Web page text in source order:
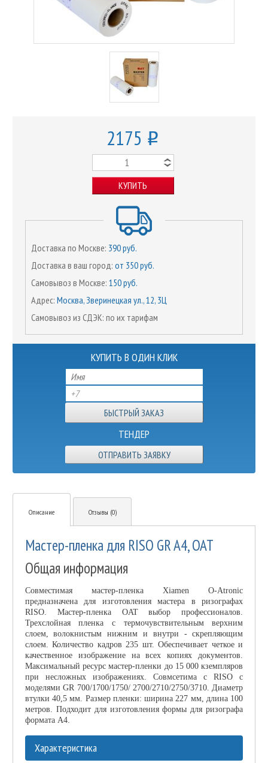
2175 o
КУПИТЬ
Доставка по Москве: 390 руб.
Доставка в ваш город: от 350 руб.
Самовывоз в Москве: 150 руб.
Адрес: Москва, Зверинецкая ул., 12, 3Ц
Самовывоз из СДЭК: по их тарифам
КУПИТЬ В ОДИН КЛИК
ТЕНДЕР
ОТПРАВИТЬ ЗАЯВКУ
Описание Отзывы (0)
Мастер-пленка для RISO GR A4, OAT
Общая информация
Совместимая мастер-пленка Xiamen O-Atronic
предназначена для изготовления мастера в ризографах
RISO. Мастер-пленка OAT выбор профессионалов.
Трехслойная пленка с термочувствительным верхним
слоем, волокнистым нижним и внутри - скрепляющим
слоем. Количество кадров 235 шт. Обеспечивает четкое и
качественное изображение на всех копиях документов.
Максимальный ресурс мастер-пленки до 15 000 кземпляров
при несложных изображениях. Совмсетима с RISO с
моделями GR 700/1700/1750/ 2700/2710/2750/3710. Диаметр
втулки 40,5 мм. Размер пленки: ширина 227 мм, длина 100
метров. Подходит для изготовления формы для ризографа
формата А4.
Характеристика